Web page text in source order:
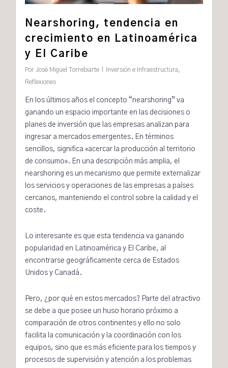
Nearshoring, tendencia en
crecimiento en Latinoamérica
y El Caribe
Por José Miguel Torrebiarte Inversión e Infraestructura,
Reflexiones
En los últimos años el concepto “nearshoring” va
ganando un espacio importante en las decisiones o
planes de inversión que las empresas analizan para
ingresar a mercados emergentes. En términos
sencillos, significa «acercar la producción al territorio
de consumo». En una descripción más amplia, el
nearshoring es un mecanismo que permite externalizar
los servicios y operaciones de las empresas a países
cercanos, manteniendo el control sobre la calidad y el
coste.
Lo interesante es que esta tendencia va ganando
popularidad en Latinoamérica y El Caribe, al
encontrarse geográficamente cerca de Estados
Unidos y Canadá.
Pero, ¿por qué en estos mercados? Parte del atractivo
se debe a que posee un huso horario próximo a
comparación de otros continentes y ello no solo
facilita la comunicación y la coordinación con los
equipos, sino que es más eficiente para los tiempos y
procesos de supervisión y atención a los problemas